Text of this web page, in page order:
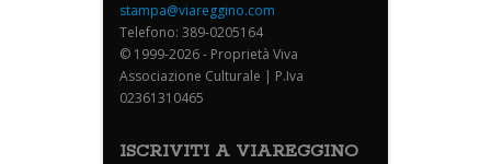
stampa@viareggino.com
Telefono: 389-0205164
© 1999-2026 - Proprietà Viva
Associazione Culturale | P.Iva
02361310465
ISCRIVITI A VIAREGGINO